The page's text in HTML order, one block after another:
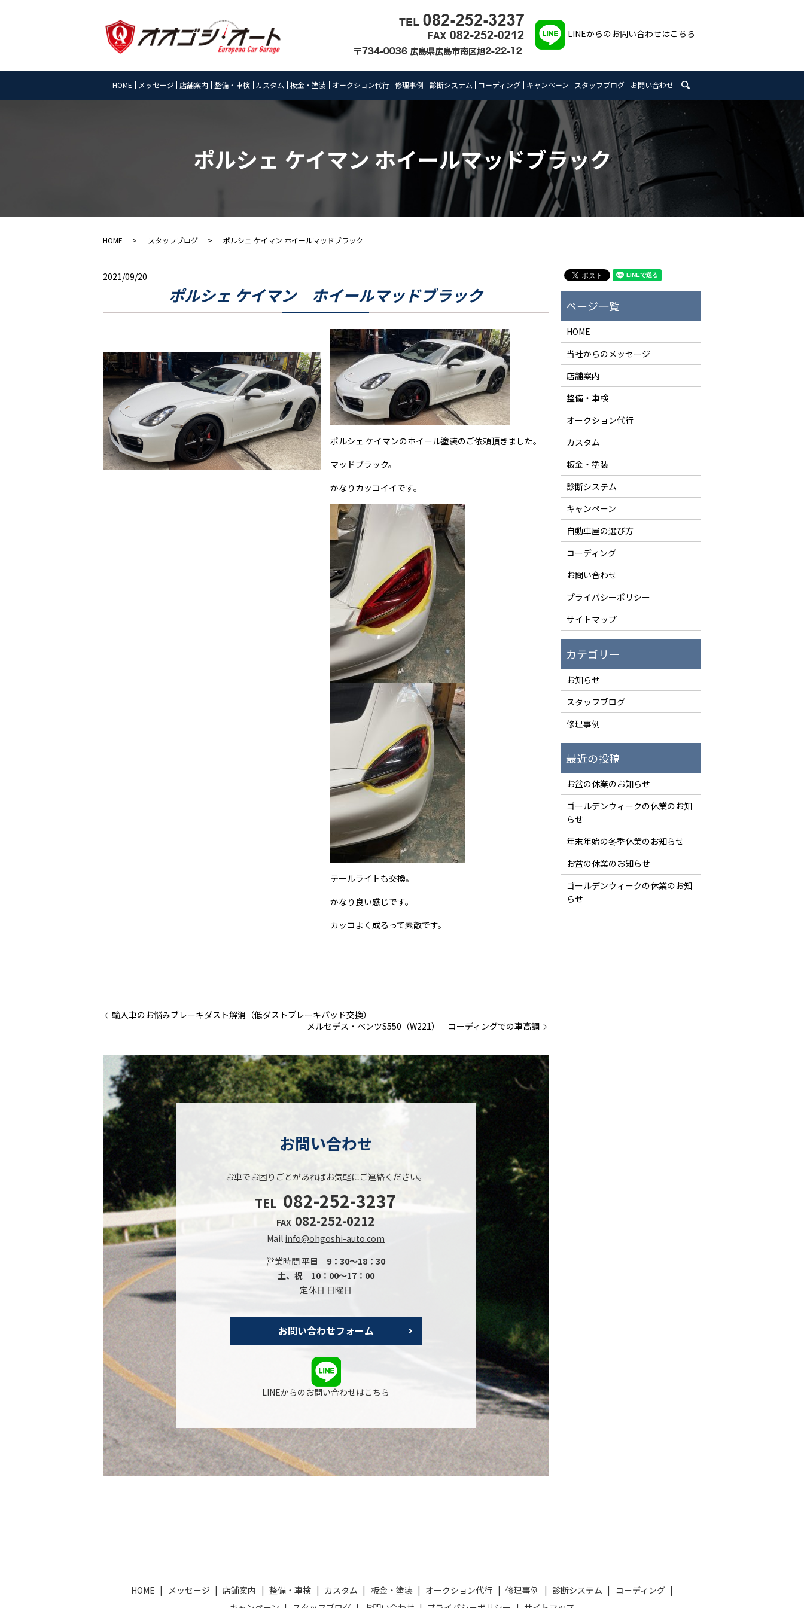
HOME メッセージ 店舗案内 整備・車検 カスタム 板金・塗装 オークション代行 修理事例 診断システム コーディング キャンペーン スタッフブログ お問い合わせ
LINEからのお問い合わせはこちら
ポルシェ ケイマン ホイールマッドブラック
HOME スタッフブログ ポルシェ ケイマン ホイールマッドブラック
2021/09/20
ポルシェ ケイマン ホイールマッドブラック
ポルシェ ケイマンのホイール塗装のご依頼頂きました。
マッドブラック。
かなりカッコイイです。
テールライトも交換。
かなり良い感じです。
カッコよく成るって素敵です。
輸入車のお悩みブレーキダスト解消（低ダストブレーキパッド交換）
メルセデス・ベンツS550（W221） コーディングでの車高調
お問い合わせ
お車でお困りごとがあればお気軽にご連絡ください。
TEL 082-252-3237
FAX 082-252-0212
Mail info@ohgoshi-auto.com
営業時間平日 9：30～18：30
土、祝 10：00～17：00
定休日 日曜日
お問い合わせフォーム
LINEからのお問い合わせはこちら
HOME
当社からのメッセージ
店舗案内
整備・車検
オークション代行
カスタム
板金・塗装
診断システム
キャンペーン
自動車屋の選び方
コーディング
お問い合わせ
プライバシーポリシー
サイトマップ
お知らせ
スタッフブログ
修理事例
お盆の休業のお知らせ
ゴールデンウィークの休業のお知
らせ
年末年始の冬季休業のお知らせ
お盆の休業のお知らせ
ゴールデンウィークの休業のお知
らせ
HOME メッセージ 店舗案内 整備・車検 カスタム 板金・塗装 オークション代行 修理事例 診断システム
コーディング